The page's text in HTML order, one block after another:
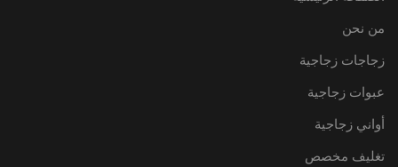
من نحن
زجاجات زجاجية
عبوات زجاجية
أواني زجاجية
تغليف مخصص